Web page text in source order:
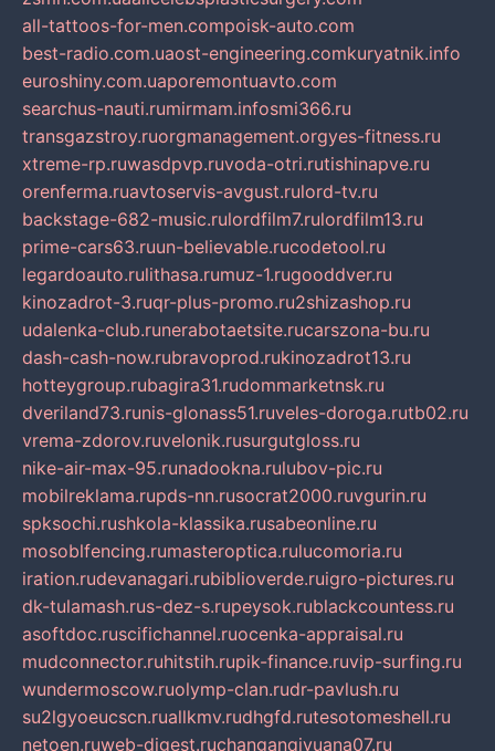
all-tattoos-for-men.compoisk-auto.com
best-radio.com.uaost-engineering.comkuryatnik.info
euroshiny.com.uaporemontuavto.com
searchus-nauti.rumirmam.infosmi366.ru
transgazstroy.ruorgmanagement.orgyes-fitness.ru
xtreme-rp.ruwasdpvp.ruvoda-otri.rutishinapve.ru
orenferma.ruavtoservis-avgust.rulord-tv.ru
backstage-682-music.rulordfilm7.rulordfilm13.ru
prime-cars63.ruun-believable.rucodetool.ru
legardoauto.rulithasa.rumuz-1.rugooddver.ru
kinozadrot-3.ruqr-plus-promo.ru2shizashop.ru
udalenka-club.runerabotaetsite.rucarszona-bu.ru
dash-cash-now.rubravoprod.rukinozadrot13.ru
hotteygroup.rubagira31.rudommarketnsk.ru
dveriland73.runis-glonass51.ruveles-doroga.rutb02.ru
vrema-zdorov.ruvelonik.rusurgutgloss.ru
nike-air-max-95.runadookna.rulubov-pic.ru
mobilreklama.rupds-nn.rusocrat2000.ruvgurin.ru
spksochi.rushkola-klassika.rusabeonline.ru
mosoblfencing.rumasteroptica.rulucomoria.ru
iration.rudevanagari.rubiblioverde.ruigro-pictures.ru
dk-tulamash.rus-dez-s.rupeysok.rublackcountess.ru
asoftdoc.ruscifichannel.ruocenka-appraisal.ru
mudconnector.ruhitstih.rupik-finance.ruvip-surfing.ru
wundermoscow.ruolymp-clan.rudr-pavlush.ru
su2lgyoeucscn.ruallkmv.rudhgfd.rutesotomeshell.ru
netoen.ruweb-digest.ruchanganqiyuana07.ru